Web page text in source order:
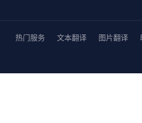
热门服务 文本翻译 图片翻译